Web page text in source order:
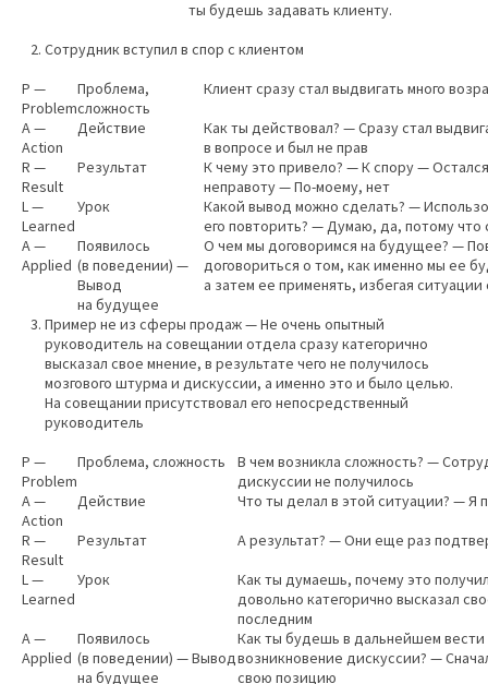
ты будешь задавать клиенту.
Сотрудник вступил в спор с клиентом
P —
Problem
Проблема,
сложность
Клиент сразу стал выдвигать много
A —
Action
Действие
Как ты действовал? — Сразу стал
в вопросе и был не прав
R —
Result
Результат
К чему это привело? — К спору —
неправоту — По-моему, нет
L —
Learned
Урок
Какой вывод можно сделать? —
его повторить? — Думаю, да, потому что
A —
Applied
Появилось
(в поведении) —
Вывод
на будущее
О чем мы договоримся на будущее? —
договориться о том, как именно мы ее
а затем ее применять, избегая
Пример не из сферы продаж — Не очень опытный
руководитель на совещании отдела сразу категорично
высказал свое мнение, в результате чего не получилось
мозгового штурма и дискуссии, а именно это и было целью.
На совещании присутствовал его непосредственный
руководитель
P —
Problem
Проблема, сложность
В чем возникла сложность? —
дискуссии не получилось
A —
Action
Действие
Что ты делал в этой ситуации? — Я
R —
Result
Результат
А результат? — Они еще раз
L —
Learned
Урок
Как ты думаешь, почему это
довольно категорично высказал
последним
A —
Applied
Появилось
(в поведении) — Вывод
на будущее
Как ты будешь в дальнейшем
возникновение дискуссии? —
свою позицию